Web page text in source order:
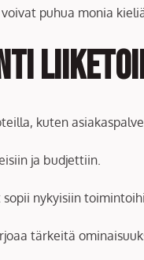
puhua monia
kuten
ja budjettiin.
nykyisiin
tärkeitä